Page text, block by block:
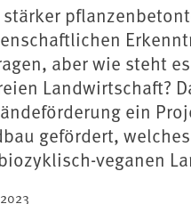
stärker
aber wie steht
Landwirtschaft?
ein
gefördert,
veganen